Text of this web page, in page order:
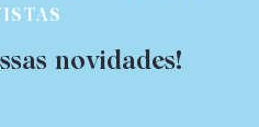
novidades!